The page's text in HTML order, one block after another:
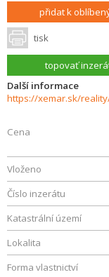
přidat k
tisk
topovať
Další informace
Cena
Vloženo
Číslo inzerátu
Katastrální území
Lokalita
Forma vlastnictví